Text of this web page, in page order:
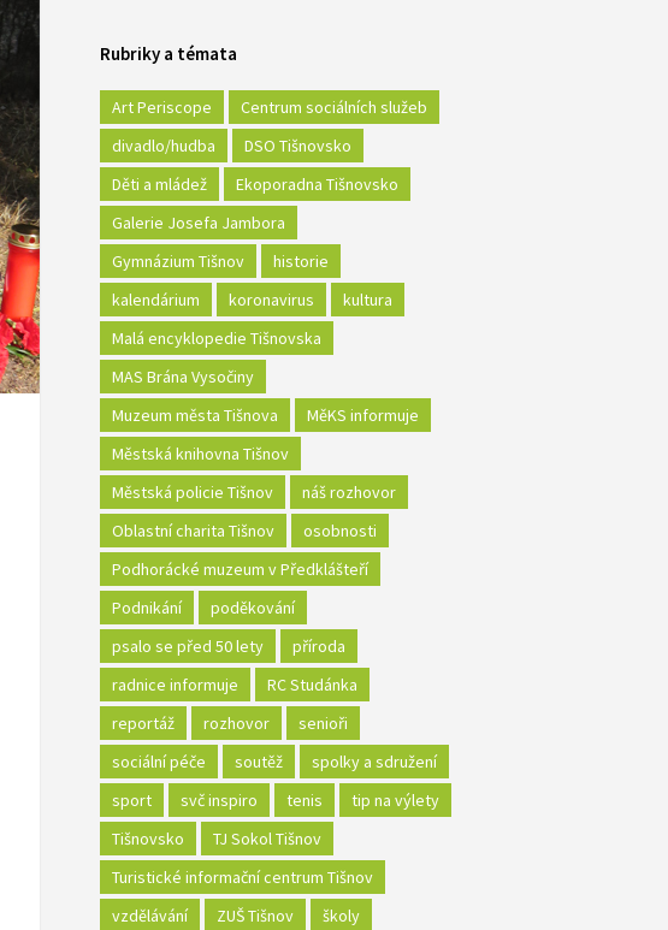
Rubriky a témata
Art Periscope
Centrum sociálních služeb
divadlo/hudba
DSO Tišnovsko
Děti a mládež
Ekoporadna Tišnovsko
Galerie Josefa Jambora
Gymnázium Tišnov
historie
kalendárium
koronavirus
kultura
Malá encyklopedie Tišnovska
MAS Brána Vysočiny
Muzeum města Tišnova
MěKS informuje
Městská knihovna Tišnov
Městská policie Tišnov
náš rozhovor
Oblastní charita Tišnov
osobnosti
Podhorácké muzeum v Předklášteří
Podnikání
poděkování
psalo se před 50 lety
příroda
radnice informuje
RC Studánka
reportáž
rozhovor
senioři
sociální péče
soutěž
spolky a sdružení
sport
svč inspiro tenis
tip na výlety
Tišnovsko
TJ Sokol Tišnov
Turistické informační centrum Tišnov
vzdělávání
ZUŠ Tišnov
školy